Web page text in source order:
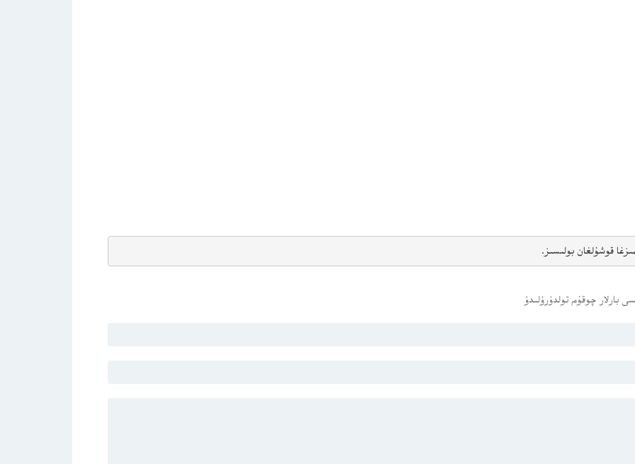
قوشۇلغان بولىسىز.
بارلار چوقۇم تولدۇرۇلىدۇ